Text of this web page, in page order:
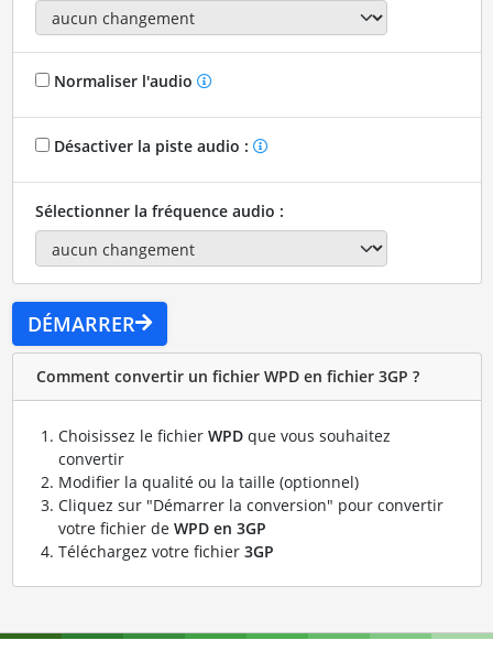
Normaliser l'audio
Désactiver la piste audio :
Sélectionner la fréquence audio :
DÉMARRER
Comment convertir un fichier WPD en fichier 3GP ?
Choisissez le fichier WPDque vous souhaitez
convertir
Modifier la qualité ou la taille (optionnel)
Cliquez sur "Démarrer la conversion" pour convertir
votre fichier de WPD en 3GP
Téléchargez votre fichier 3GP